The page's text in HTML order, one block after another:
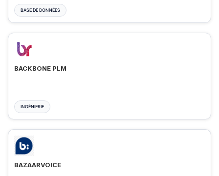
BASE DE DONNÉES
BACKBONE PLM
INGÉNIERIE
BAZAARVOICE